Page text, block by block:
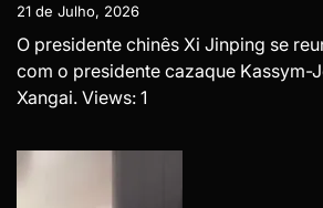
21 de Julho, 2026
O presidente chinês Xi Jinping se
com o presidente cazaque Kassym-
Xangai. Views: 1